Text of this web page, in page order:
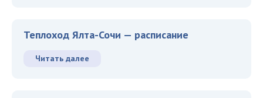
Теплоход Ялта-Сочи — расписание
Читать далее